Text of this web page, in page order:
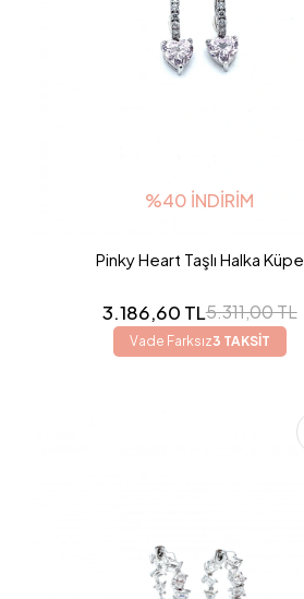
%40 İNDIRIM
Pinky Heart Taşlı Halka Küpe
3.186,60 TL5.311,00 TL
Vade Farksız3 TAKSİT